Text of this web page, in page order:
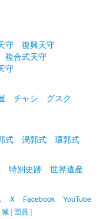
守
復興天守
複合式天守
守
チャシ
グスク
式 渦郭式
環郭式
特別史跡 世界遺産
X Facebook
YouTube
城 | 団員 ]